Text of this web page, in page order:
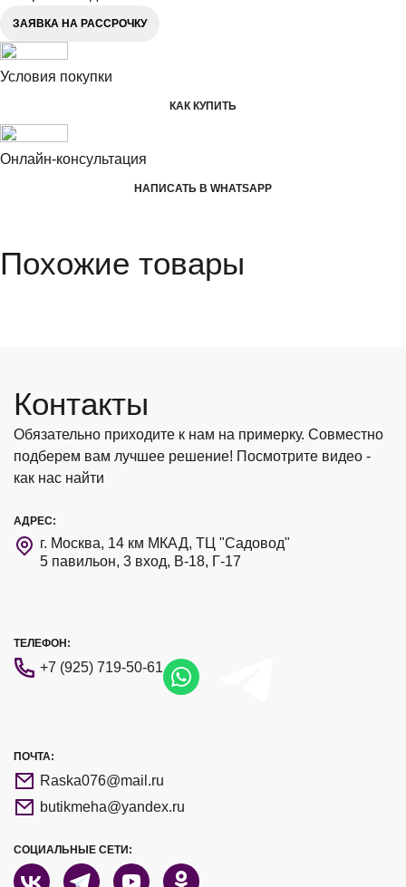
ЗАЯВКА НА РАССРОЧКУ
Условия покупки
КАК КУПИТЬ
Онлайн-консультация
НАПИСАТЬ В WHATSAPP
Похожие товары
Контакты
Обязательно приходите к нам на примерку. Совместно
подберем вам лучшее решение! Посмотрите видео -
как нас найти
АДРЕС:
г. Москва, 14 км МКАД, ТЦ "Садовод"
5 павильон, 3 вход, В-18, Г-17
ТЕЛЕФОН:
+7 (925) 719-50-61
ПОЧТА:
Raska076@mail.ru
butikmeha@yandex.ru
СОЦИАЛЬНЫЕ СЕТИ: